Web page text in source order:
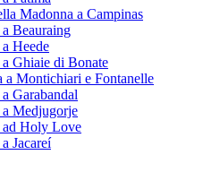
Madonna a Campinas
Beauraing
Heede
Ghiaie di Bonate
Montichiari e Fontanelle
Garabandal
Medjugorje
ad Holy Love
Jacareí